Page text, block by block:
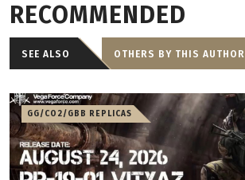
RECOMMENDED
SEE ALSO OTHERS BY THIS AUTHOR
GG/CO2/GBB REPLICAS